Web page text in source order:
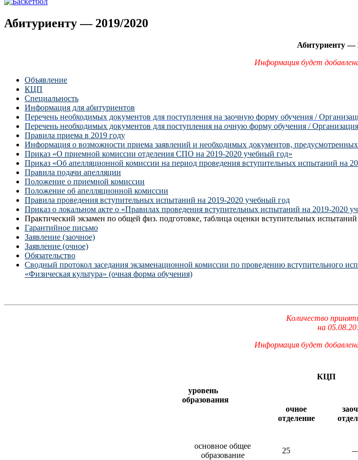
Абитуриенту — 2019/2020
Абитуриенту —
Информация будет
Объявление
КЦП
Специальность
Информация для абитуриентов
Перечень необходимых документов для поступления на заочную форму обучения /
Перечень необходимых документов для поступления на очную форму обучения /
Правила приема в 2019 году
Информация о возможности приема заявлений и необходимых документов,
Приказ «О приемной комиссии отделения СПО на 2019-2020 учебный год»
Приказ «Об апелляционной комиссии на период проведения вступительных испытаний на
Правила подачи апелляции
Положение о приемной комиссии
Положение об апелляционной комиссии
Правила проведения вступительных испытаний на 2019-2020 учебный год
Приказ о локальном акте о «Правилах проведения вступительных испытаний на 2019-2020
Практический экзамен по общей физ. подготовке, таблица оценки вступительных
Гарантийное письмо
Заявление (заочное)
Заявление (очное)
Обязательство
Сводный протокол заседания экзаменационной комиссии по проведению вступительного
«Физическая культура» (очная форма обучения)
Количество
на
Информация будет
уровень
образования
КЦП
очное
отделение
основное общее
образование
25